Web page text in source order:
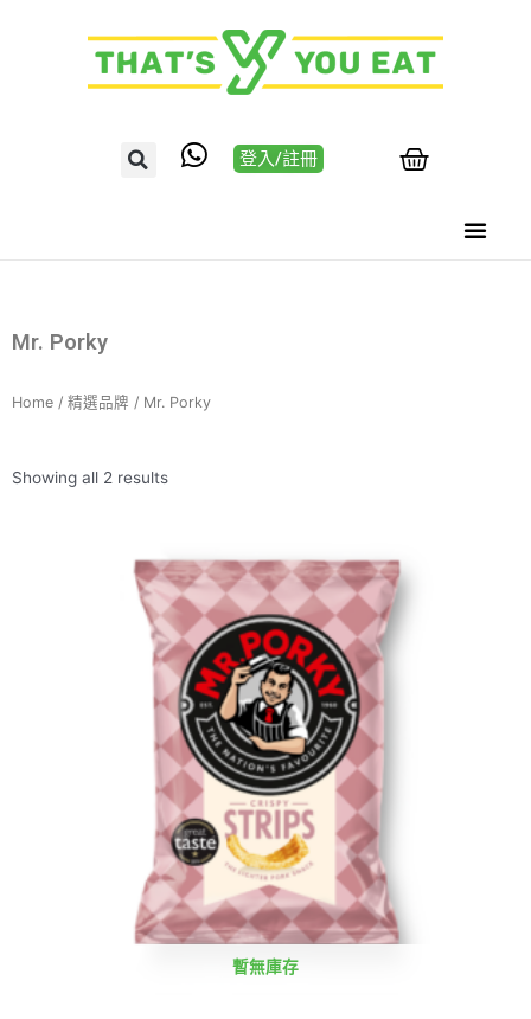
登入/註冊
Mr. Porky
Home / 精選品牌 / Mr. Porky
Showing all 2 results
暫無庫存